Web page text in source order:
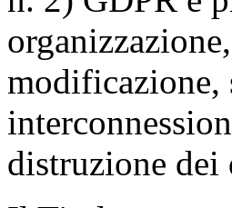
modificazione,
distruzione dei